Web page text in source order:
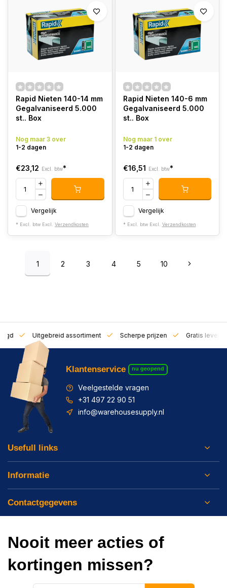
Rapid Nieten 140-14 mm
Gegalvaniseerd 5.000
st.. Box
Nog maar 3 over
1-2 dagen
€23,12 Excl. btw*
Vergelijk
* Excl. btw Excl. Verzendkosten
Rapid Nieten 140-6 mm
Gegalvaniseerd 5.000
st.. Box
Nog maar 1 over
1-2 dagen
€16,51 Excl. btw*
Vergelijk
* Excl. btw Excl. Verzendkosten
1 2 3 4 5 10
Uitgebreid assortiment Scherpe prijzen Gratis
Klantenservice nu geopend
Veelgestelde vragen
+31 497 22 90 51
info@warehousesupply.nl
Usefull links
Informatie
Contactgegevens
Nooit meer acties of
kortingen missen?